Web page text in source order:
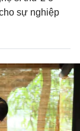
sự nghiệp